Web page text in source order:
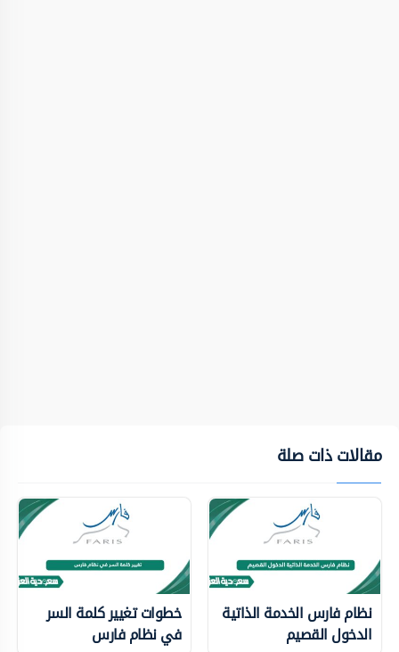
مقالات ذات صلة
نظام فارس الخدمة الذاتية
الدخول القصيم
خطوات تغيير كلمة السر
في نظام فارس